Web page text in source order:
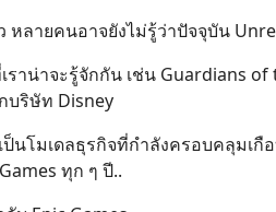
ลายคนอาจยังไม่รู้ว่าปัจจุบัน
าน่าจะรู้จักกัน เช่น Guardians of
บริษัท Disney
นโมเดลธุรกิจที่กำลังครอบคลุมเ
ทุก ๆ ปี..